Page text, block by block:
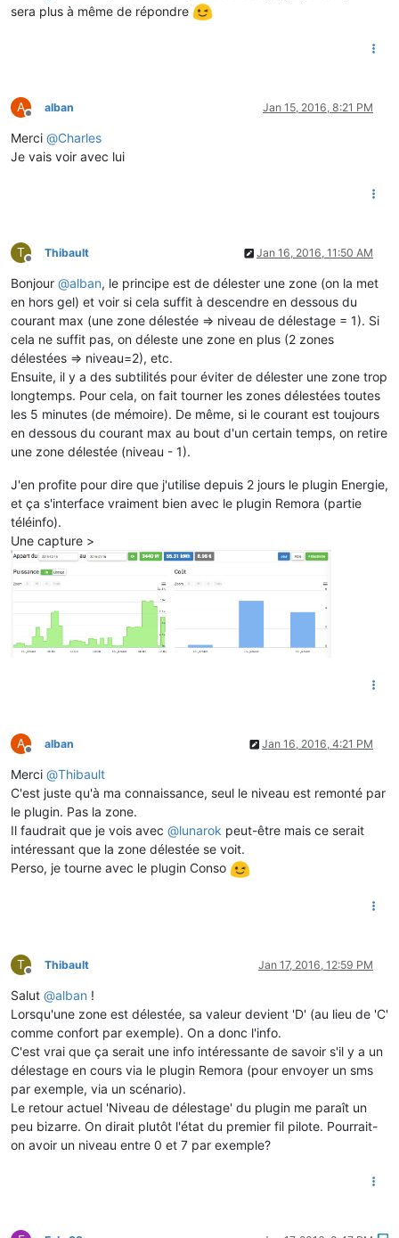
sera plus à même de répondre
A
Offline
alban Jan 15, 2016, 8:21 PM
Merci @Charles
Je vais voir avec lui
T
Offline
Thibault Jan 16, 2016, 11:50 AM
Bonjour @alban, le principe est de délester une zone (on la met
en hors gel) et voir si cela suffit à descendre en dessous du
courant max (une zone délestée => niveau de délestage = 1). Si
cela ne suffit pas, on déleste une zone en plus (2 zones
délestées => niveau=2), etc.
Ensuite, il y a des subtilités pour éviter de délester une zone trop
longtemps. Pour cela, on fait tourner les zones délestées toutes
les 5 minutes (de mémoire). De même, si le courant est toujours
en dessous du courant max au bout d'un certain temps, on retire
une zone délestée (niveau - 1).
J'en profite pour dire que j'utilise depuis 2 jours le plugin Energie,
et ça s'interface vraiment bien avec le plugin Remora (partie
téléinfo).
Une capture >
A
Offline
alban Jan 16, 2016, 4:21 PM
Merci @Thibault
C'est juste qu'à ma connaissance, seul le niveau est remonté par
le plugin. Pas la zone.
Il faudrait que je vois avec @lunarok peut-être mais ce serait
intéressant que la zone délestée se voit.
Perso, je tourne avec le plugin Conso
T
Offline
Thibault Jan 17, 2016, 12:59 PM
Salut @alban !
Lorsqu'une zone est délestée, sa valeur devient 'D' (au lieu de 'C'
comme confort par exemple). On a donc l'info.
C'est vrai que ça serait une info intéressante de savoir s'il y a un
délestage en cours via le plugin Remora (pour envoyer un sms
par exemple, via un scénario).
Le retour actuel 'Niveau de délestage' du plugin me paraît un
peu bizarre. On dirait plutôt l'état du premier fil pilote. Pourrait-
on avoir un niveau entre 0 et 7 par exemple?